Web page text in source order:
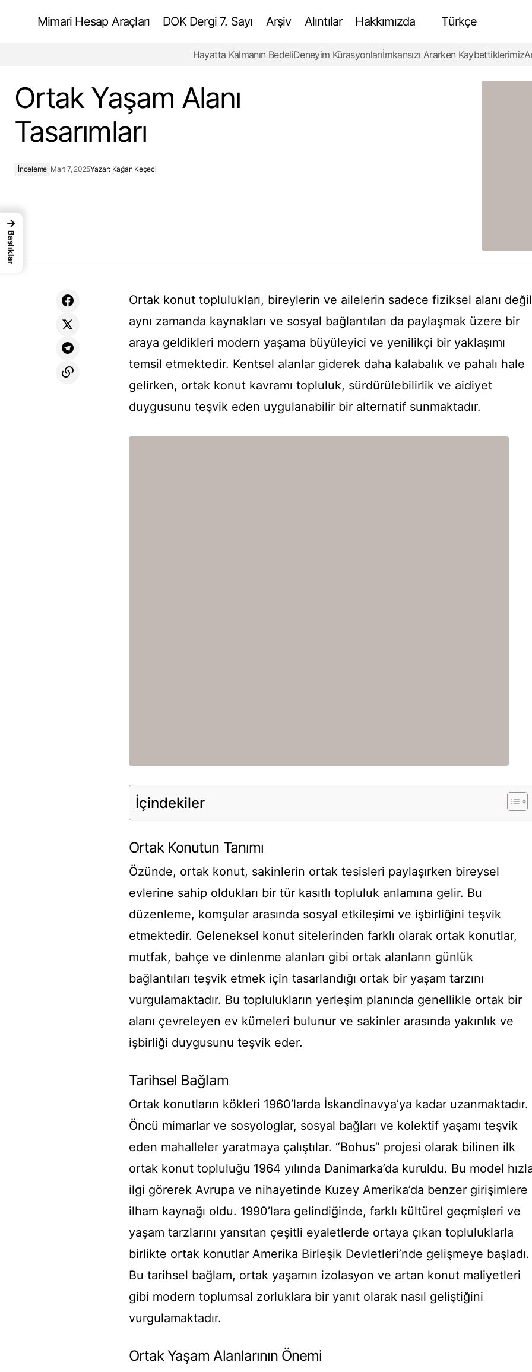
Mimari Hesap Araçları DOK Dergi 7. Sayı Arşiv Alıntılar Hakkımızda Türkçe
İnceleme Ortak Yaşam Alanı Tasarımları
Hayatta Kalmanın BedeliDeneyim Kürasyonlarıİmkansızı Ararken Kaybettiklerimiz
Ortak Yaşam Alanı
Tasarımları
İnceleme Mart 7, 2025Yazar: Kağan Keçeci
Ortak konut toplulukları, bireylerin ve ailelerin sadece fiziksel alanı
aynı zamanda kaynakları ve sosyal bağlantıları da paylaşmak üzere bir
araya geldikleri modern yaşama büyüleyici ve yenilikçi bir yaklaşımı
temsil etmektedir. Kentsel alanlar giderek daha kalabalık ve pahalı hale
gelirken, ortak konut kavramı topluluk, sürdürülebilirlik ve aidiyet
duygusunu teşvik eden uygulanabilir bir alternatif sunmaktadır.
İçindekiler
Ortak Konutun Tanımı
Özünde, ortak konut, sakinlerin ortak tesisleri paylaşırken bireysel
evlerine sahip oldukları bir tür kasıtlı topluluk anlamına gelir. Bu
düzenleme, komşular arasında sosyal etkileşimi ve işbirliğini teşvik
etmektedir. Geleneksel konut sitelerinden farklı olarak ortak konutlar,
mutfak, bahçe ve dinlenme alanları gibi ortak alanların günlük
bağlantıları teşvik etmek için tasarlandığı ortak bir yaşam tarzını
vurgulamaktadır. Bu toplulukların yerleşim planında genellikle ortak bir
alanı çevreleyen ev kümeleri bulunur ve sakinler arasında yakınlık ve
işbirliği duygusunu teşvik eder.
Tarihsel Bağlam
Ortak konutların kökleri 1960’larda İskandinavya’ya kadar uzanmaktadır.
Öncü mimarlar ve sosyologlar, sosyal bağları ve kolektif yaşamı teşvik
eden mahalleler yaratmaya çalıştılar. “Bohus” projesi olarak bilinen ilk
ortak konut topluluğu 1964 yılında Danimarka’da kuruldu. Bu model
ilgi görerek Avrupa ve nihayetinde Kuzey Amerika’da benzer girişimlere
ilham kaynağı oldu. 1990’lara gelindiğinde, farklı kültürel geçmişleri ve
yaşam tarzlarını yansıtan çeşitli eyaletlerde ortaya çıkan topluluklarla
birlikte ortak konutlar Amerika Birleşik Devletleri’nde gelişmeye başladı.
Bu tarihsel bağlam, ortak yaşamın izolasyon ve artan konut maliyetleri
gibi modern toplumsal zorluklara bir yanıt olarak nasıl geliştiğini
vurgulamaktadır.
Ortak Yaşam Alanlarının Önemi
→
Başlıklar